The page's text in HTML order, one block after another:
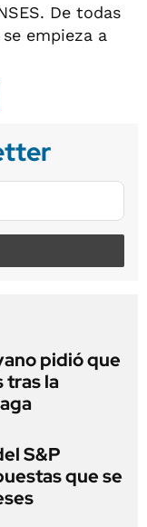
De todas
empieza a
pidió que
tras la
S&P
que se